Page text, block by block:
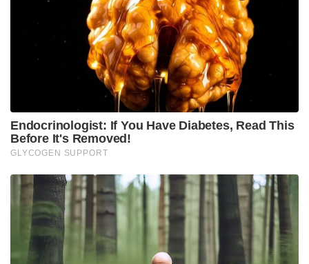
തിങ്കളാഴ്ച എൻഫോഴ്‌സ്‌മെന്റ് ഡയറക്ടറേറ്റ്
സംസ്ഥാനത്തുടനീളം പരിശോധനകൾ നടത്തുന്നുണ്ട്.
അധ്യാപക നിയമന അഴിമതി കേസിൽ ബർവാൻ
എംഎൽഎ സാഹ നേരത്തെയും അറസ്റ്റിലായിട്ടുണ്ട്.
2023 ഏപ്രിൽ 17 ന് അറസ്റ്റിലായ ഇയാൾ 2024 ൽ
ആണ് ജാമ്യത്തിൽ പുറത്തിറങ്ങിയത്.
Tags: west bengal
trinamool congress
Enforcement Directorate (ED)